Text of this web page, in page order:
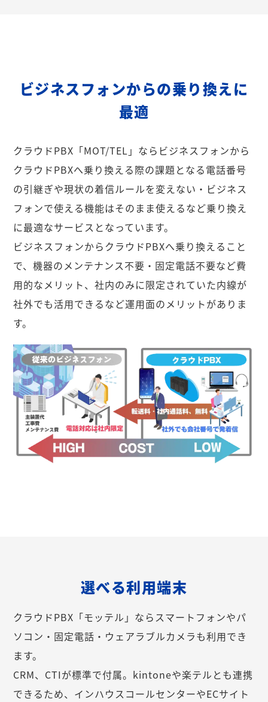
ビジネスフォンからの乗り換えに
最適
クラウドPBX「MOT/TEL」ならビジネスフォンから
クラウドPBXへ乗り換える際の課題となる電話番号
の引継ぎや現状の着信ルールを変えない・ビジネス
フォンで使える機能はそのまま使えるなど乗り換え
に最適なサービスとなっています。
ビジネスフォンからクラウドPBXへ乗り換えること
で、機器のメンテナンス不要・固定電話不要など費
用的なメリット、社内のみに限定されていた内線が
社外でも活用できるなど運用面のメリットがありま
す。
選べる利用端末
クラウドPBX「モッテル」ならスマートフォンやパ
ソコン・固定電話・ウェアラブルカメラも利用でき
ます。
CRM、CTIが標準で付属。kintoneや楽テルとも連携
できるため、インハウスコールセンターやECサイト